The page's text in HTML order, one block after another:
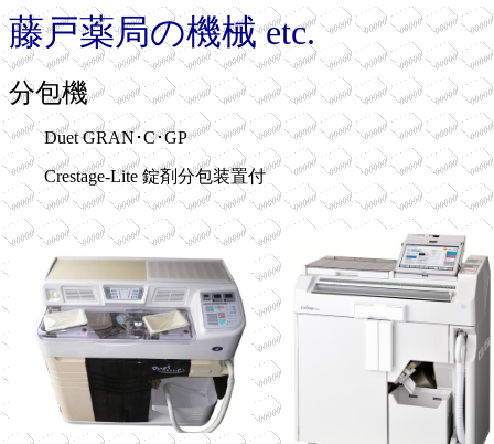
藤戸薬局の機械 etc.
分包機
Duet GRAN･C･GP
Crestage-Lite 錠剤分包装置付